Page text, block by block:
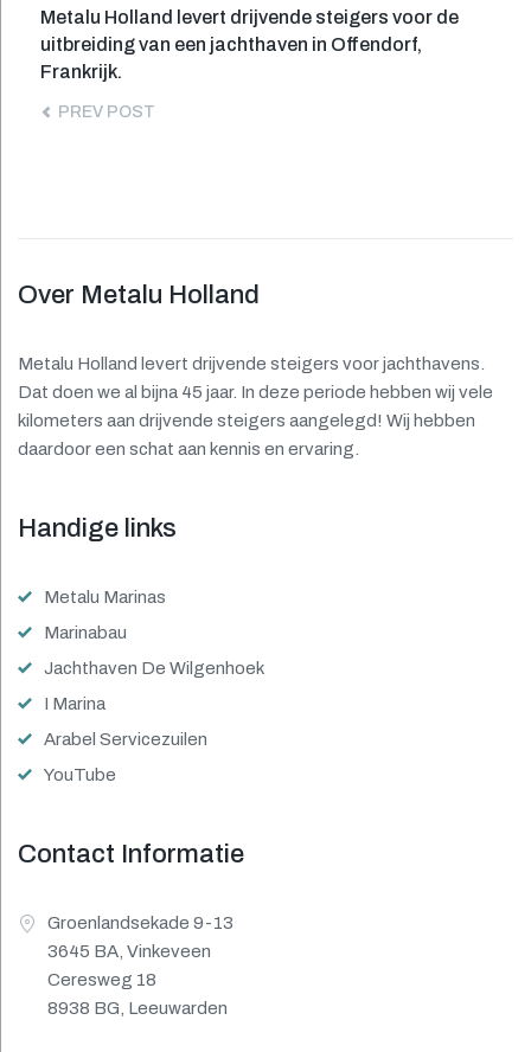
Bericht
navigatie
Metalu Holland levert drijvende steigers voor de
uitbreiding van een jachthaven in Offendorf,
Frankrijk.
PREV POST
Previous
post:
Over Metalu Holland
Metalu Holland levert drijvende steigers voor jachthavens.
Dat doen we al bijna 45 jaar. In deze periode hebben wij vele
kilometers aan drijvende steigers aangelegd! Wij hebben
daardoor een schat aan kennis en ervaring.
Handige links
Metalu Marinas
Marinabau
Jachthaven De Wilgenhoek
I Marina
Arabel Servicezuilen
YouTube
Contact Informatie
Groenlandsekade 9-13
3645 BA, Vinkeveen
Ceresweg 18
8938 BG, Leeuwarden